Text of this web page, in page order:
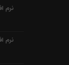
نرم
نرم